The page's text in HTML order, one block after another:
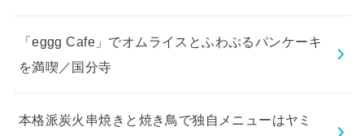
「eggg Cafe」でオムライスとふわぷるパンケーキ
を満喫／国分寺
本格派炭火串焼きと焼き鳥で独自メニューはヤミ